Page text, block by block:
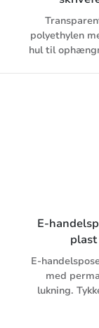
polyethylen
hul til
E-
plast
E-
med
lukning.